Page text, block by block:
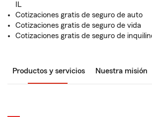
IL
Cotizaciones gratis de seguro de auto
Cotizaciones gratis de seguro de vida
Cotizaciones gratis de seguro de
Productos y servicios Nuestra misión